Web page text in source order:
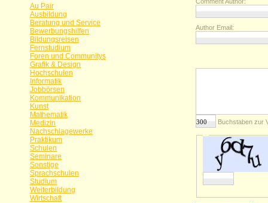
Au Pair
Ausbildung
Beratung und Service
Bewerbungshilfen
Bildungsreisen
Fernstudium
Foren und Communitys
Grafik & Design
Hochschulen
Informatik
Jobbörsen
Kommunikation
Kunst
Mathematik
Medizin
Nachschlagewerke
Praktikum
Schulen
Seminare
Sonstige
Sprachschulen
Studium
Weiterbildung
Wirtschaft
Author Email:
Buchstaben zur